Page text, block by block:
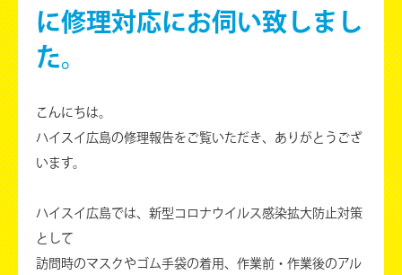
に修理対応にお伺い致しまし
た。
こんにちは。
ハイスイ広島の修理報告をご覧いただき、ありがとうござ
います。
ハイスイ広島では、新型コロナウイルス感染拡大防止対策
として
訪問時のマスクやゴム手袋の着用、作業前・作業後のアル